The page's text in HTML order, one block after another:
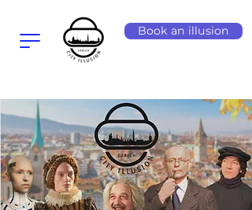
Book an illusion